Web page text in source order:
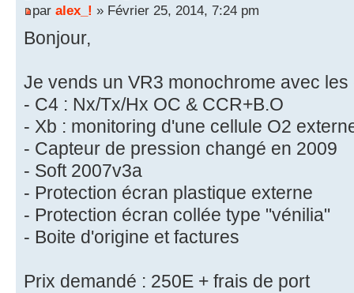
par alex_! » Février 25, 2014, 7:24 pm
Bonjour,
Je vends un VR3 monochrome avec
- C4 : Nx/Tx/Hx OC & CCR+B.O
- Xb : monitoring d'une cellule O2
- Capteur de pression changé en 2009
- Soft 2007v3a
- Protection écran plastique externe
- Protection écran collée type "vénilia"
- Boite d'origine et factures
Prix demandé : 250E + frais de port